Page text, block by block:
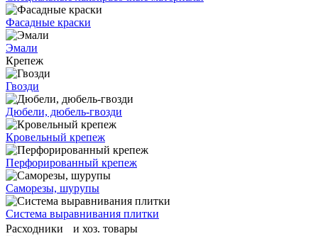
Фасадные краски
Эмали
Крепеж
Гвозди
Дюбели, дюбель-гвозди
Кровельный крепеж
Перфорированный крепеж
Саморезы, шурупы
Система выравнивания плитĸи
Расходники и хоз. товары